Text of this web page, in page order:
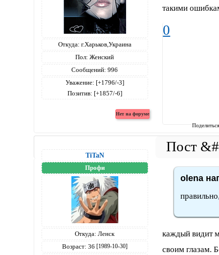
Откуда: г.Харьков,Украина
Пол: Женский
Сообщений: 996
Уважение: [+1796/-3]
Позитив: [+1857/-6]
такими
0
TiTaN
Профи
Откуда: Ленск
Возраст: 36 [1989-10-30]
olena
каждый видит
своим глазам.